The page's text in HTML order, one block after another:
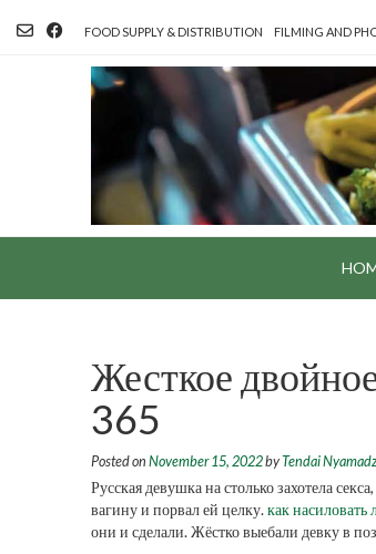
FOOD SUPPLY & DISTRIBUTION FILMING AND
Жесткое
365
Posted on November 15, 2022byTendai
Русская девушка на столько захотела
вагину и порвал ей целку.как насиловать
они и сделали. Жёстко выебали девку в